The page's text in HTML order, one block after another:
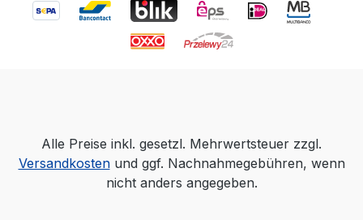
Alle Preise inkl. gesetzl. Mehrwertsteuer zzgl.
Versandkostenund ggf. Nachnahmegebühren, wenn
nicht anders angegeben.